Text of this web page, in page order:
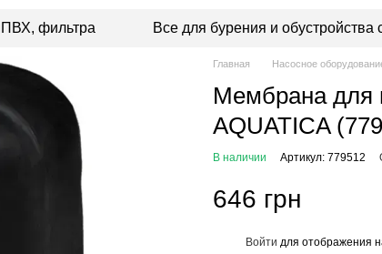
фильтра Все для бурения и обустройства
Главная Насосное
Мембрана для
AQUATICA
В наличии Артикул: 779512
646 грн
Войти для отображения